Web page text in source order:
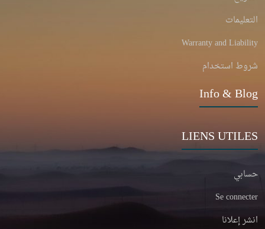
التعليمات
Warranty and Liability
شروط استخدام
Info & Blog
LIENS UTILES
حسابي
Se connecter
انشر إعلانا